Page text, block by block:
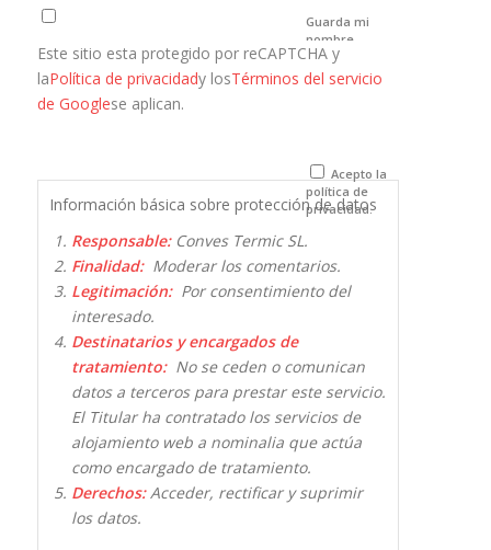
Guarda mi
nombre,
correo
electrónico y
que comente.
Este sitio esta protegido por reCAPTCHA y
laPolítica de privacidady losTérminos del servicio
de Googlese aplican.
Acepto la
política de
privacidad.
Información básica sobre protección de datos
Responsable:Conves Termic SL.
Finalidad:Moderar los comentarios.
Legitimación:Por consentimiento del
interesado.
Destinatarios y encargados de
tratamiento:No se ceden o comunican
datos a terceros para prestar este servicio.
El Titular ha contratado los servicios de
alojamiento web a nominalia que actúa
como encargado de tratamiento.
Derechos:Acceder, rectificar y suprimir
los datos.